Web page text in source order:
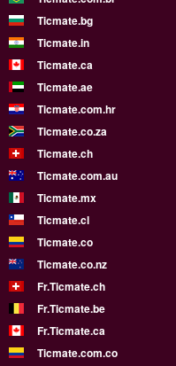
Ticmate.bg
Ticmate.in
Ticmate.ca
Ticmate.ae
Ticmate.com.hr
Ticmate.co.za
Ticmate.ch
Ticmate.com.au
Ticmate.mx
Ticmate.cl
Ticmate.co
Ticmate.co.nz
Fr.Ticmate.ch
Fr.Ticmate.be
Fr.Ticmate.ca
Ticmate.com.co